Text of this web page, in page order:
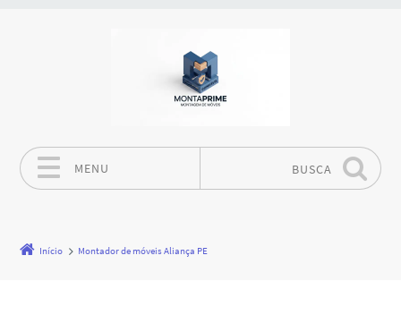
MENU BUSCA
Início Montador de móveis Aliança PE